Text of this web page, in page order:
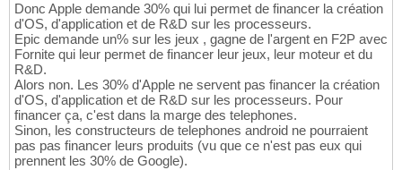
Donc Apple demande 30% qui lui permet de financer la création
d'OS, d'application et de R&D sur les processeurs.
Epic demande un% sur les jeux , gagne de l'argent en F2P avec
Fornite qui leur permet de financer leur jeux, leur moteur et du
R&D.
Alors non. Les 30% d'Apple ne servent pas financer la création
d'OS, d'application et de R&D sur les processeurs. Pour
financer ça, c'est dans la marge des telephones.
Sinon, les constructeurs de telephones android ne pourraient
pas pas financer leurs produits (vu que ce n'est pas eux qui
prennent les 30% de Google).